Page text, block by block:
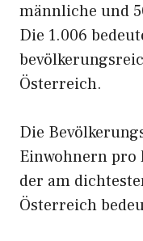
männliche und
Die 1.006
Österreich.
Die
Einwohnern pro
der am
Österreich